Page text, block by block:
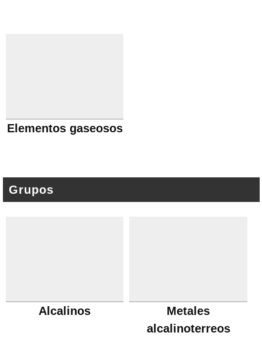
Elementos gaseosos
Grupos
Alcalinos
Metales
alcalinoterreos